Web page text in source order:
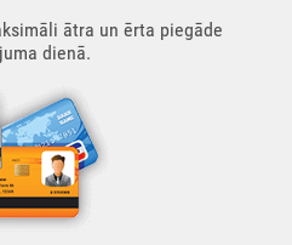
ātra un ērta piegāde
dienā.